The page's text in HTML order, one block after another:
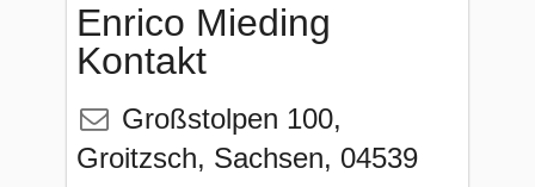
Enrico Mieding
Kontakt
Großstolpen 100,
Groitzsch, Sachsen, 04539